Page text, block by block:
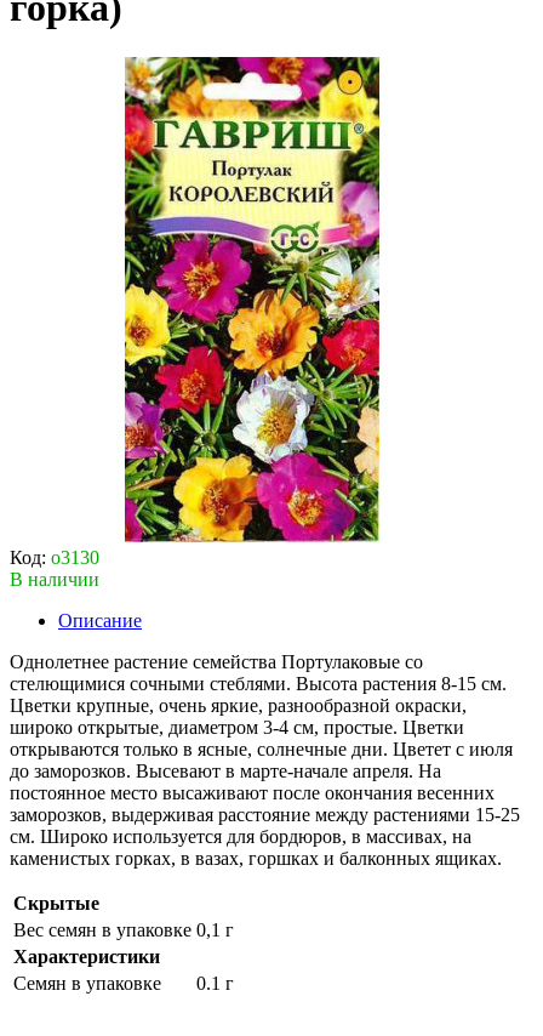
Код: о3130
В наличии
Описание
Однолетнее растение семейства Портулаковые со
стелющимися сочными стеблями. Высота растения 8-15 см.
Цветки крупные, очень яркие, разнообразной окраски,
широко открытые, диаметром 3-4 см, простые. Цветки
открываются только в ясные, солнечные дни. Цветет с июля
до заморозков. Высевают в марте-начале апреля. На
постоянное место высаживают после окончания весенних
заморозков, выдерживая расстояние между растениями 15-25
см. Широко используется для бордюров, в массивах, на
каменистых горках, в вазах, горшках и балконных ящиках.
Скрытые
Вес семян в упаковке 0,1 г
Характеристики
Семян в упаковке
0.1 г